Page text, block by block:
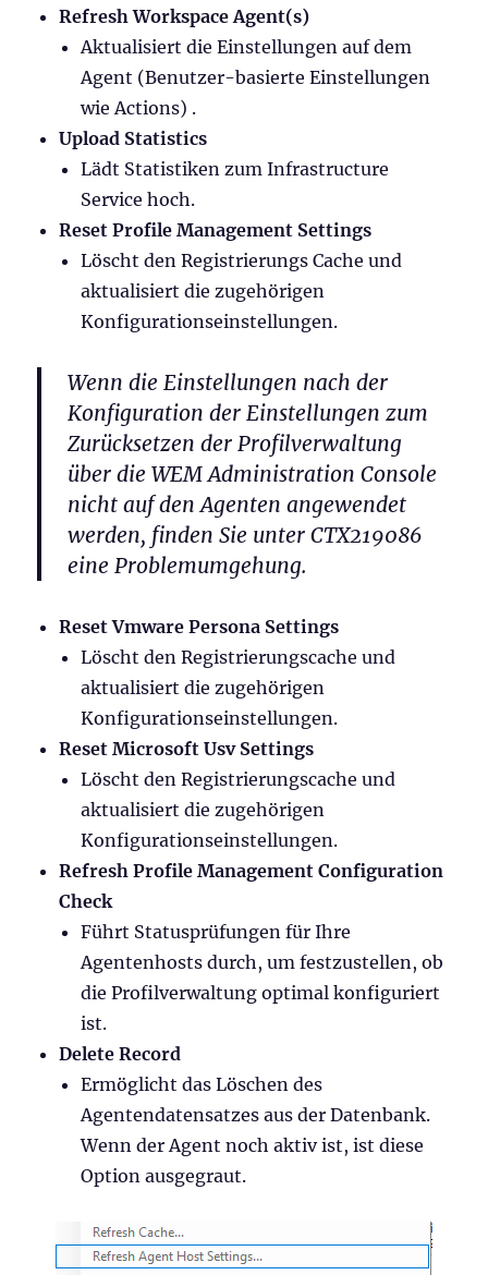
Refresh Workspace Agent(s)
Aktualisiert die Einstellungen auf dem
Agent (Benutzer-basierte Einstellungen
wie Actions) .
Upload Statistics
Lädt Statistiken zum Infrastructure
Service hoch.
Reset Profile Management Settings
Löscht den Registrierungs Cache und
aktualisiert die zugehörigen
Konfigurationseinstellungen.
Wenn die Einstellungen nach der
Konfiguration der Einstellungen zum
Zurücksetzen der Profilverwaltung
über die WEM Administration Console
nicht auf den Agenten angewendet
werden, finden Sie unter CTX219086
eine Problemumgehung.
Reset Vmware Persona Settings
Löscht den Registrierungscache und
aktualisiert die zugehörigen
Konfigurationseinstellungen.
Reset Microsoft Usv Settings
Löscht den Registrierungscache und
aktualisiert die zugehörigen
Konfigurationseinstellungen.
Refresh Profile Management Configuration
Check
Führt Statusprüfungen für Ihre
Agentenhosts durch, um festzustellen, ob
die Profilverwaltung optimal konfiguriert
ist.
Delete Record
Ermöglicht das Löschen des
Agentendatensatzes aus der Datenbank.
Wenn der Agent noch aktiv ist, ist diese
Option ausgegraut.